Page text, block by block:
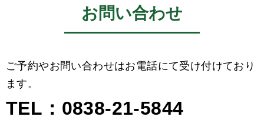
お問い合わせ
ご予約やお問い合わせはお電話にて受け付けており
ます。
TEL：0838-21-5844